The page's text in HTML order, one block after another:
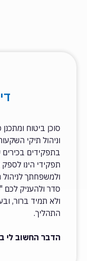
סוכן ביטוח ומתכנן
בתפקידים בכירים
תפקידי הינו
ולמשפחתך לניהול
סדר ולהעניק
ולא תמיד ברור,
התהליך.
הדבר החשוב לי